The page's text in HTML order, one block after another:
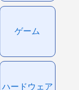
ゲーム
ハードウェア